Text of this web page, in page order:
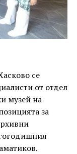
се
от отдел
музей на
за